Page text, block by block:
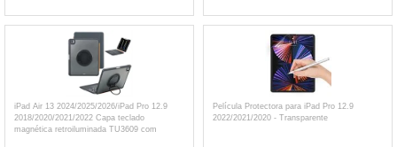
iPad Air 13 2024/2025/2026/iPad Pro 12.9
2018/2020/2021/2022 Capa teclado
magnética retroiluminada TU3609 com
Película Protectora para iPad Pro 12.9
2022/2021/2020 - Transparente